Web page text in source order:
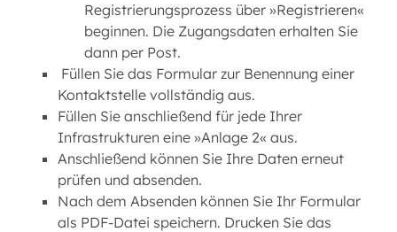
Registrierungsprozess über »Registrieren«
beginnen. Die Zugangsdaten erhalten Sie
dann per Post.
Füllen Sie das Formular zur Benennung einer
Kontaktstelle vollständig aus.
Füllen Sie anschließend für jede Ihrer
Infrastrukturen eine »Anlage 2« aus.
Anschließend können Sie Ihre Daten erneut
prüfen und absenden.
Nach dem Absenden können Sie Ihr Formular
als PDF-Datei speichern. Drucken Sie das